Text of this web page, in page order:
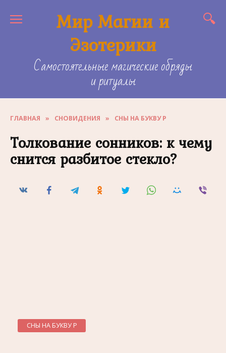
Мир Магии и
Эзотерики
Самостоятельные магические обряды
и ритуалы
ГЛАВНАЯ » СНОВИДЕНИЯ » СНЫ НА БУКВУ Р
Толкование сонников: к чему
снится разбитое стекло?
СНЫ НА БУКВУ Р